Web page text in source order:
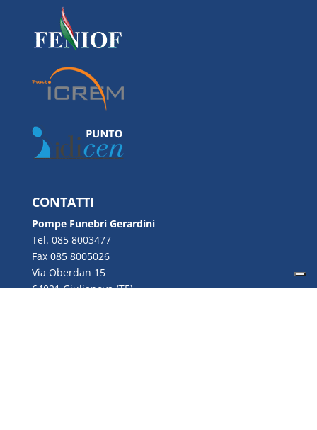
CONTATTI
Pompe Funebri Gerardini
Tel. 085 8003477
Fax 085 8005026
Via Oberdan 15
64021 Giulianova (TE)